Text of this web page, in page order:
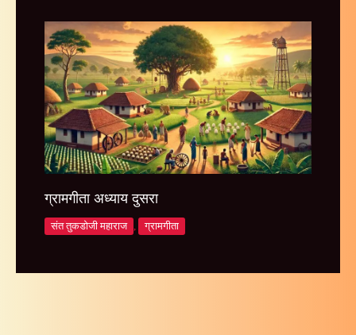
ग्रामगीता अध्याय दुसरा
संत तुकडोजी महाराज , ग्रामगीता